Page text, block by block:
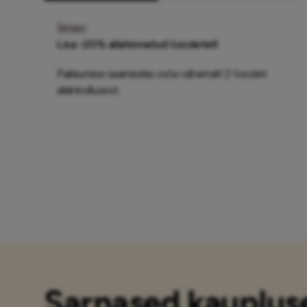
Sinsay
Lisa -20% allahinnatud toodetelt
Pakkumise saamiseks osta vähemalt 2 toodet
allahindlusest.